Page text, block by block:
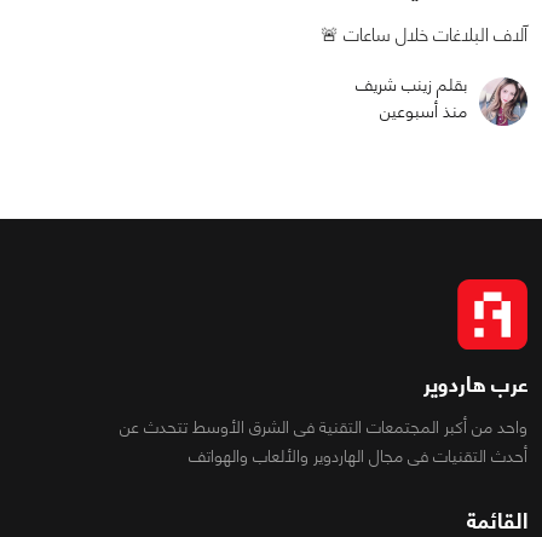
آلاف البلاغات خلال ساعات 🚨
بقلم زينب شريف
منذ أسبوعين
عرب هاردوير
واحد من أكبر المجتمعات التقنية فى الشرق الأوسط تتحدث عن
أحدث التقنيات فى مجال الهاردوير والألعاب والهواتف
القائمة